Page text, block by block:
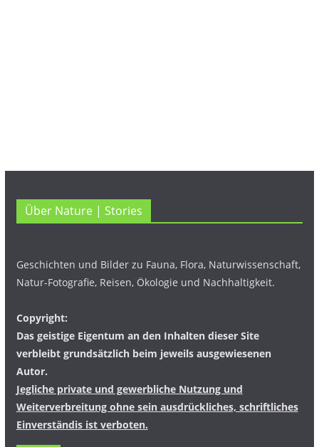
Über Nature | Stories
Geschichten und Bilder zu Fauna, Flora, Naturwissenschaft,
Natur-Fotografie, Reisen, Ökologie und Nachhaltigkeit.
Copyright:
Das geistige Eigentum an den Inhalten dieser Site
verbleibt grundsätzlich beim jeweils ausgewiesenen
Autor.
Jegliche private und gewerbliche Nutzung und
Weiterverbreitung ohne sein ausdrückliches, schriftliches
Einverständis ist verboten.